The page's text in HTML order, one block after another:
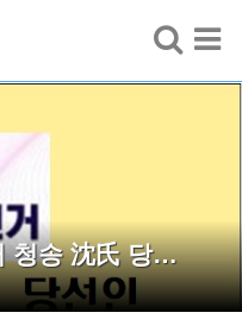
청송 沈氏 당…